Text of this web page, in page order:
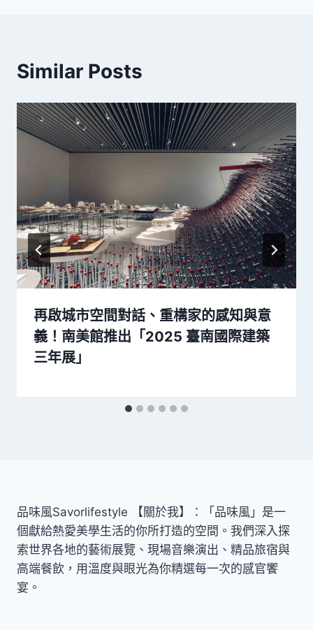
Similar Posts
再啟城市空間對話、重構家的感知與意
義！南美館推出「2025 臺南國際建築
三年展」
品味風Savorlifestyle 【關於我】：「品味風」是一
個獻給熱愛美學生活的你所打造的空間。我們深入探
索世界各地的藝術展覽、現場音樂演出、精品旅宿與
高端餐飲，用溫度與眼光為你精選每一次的感官饗
宴。